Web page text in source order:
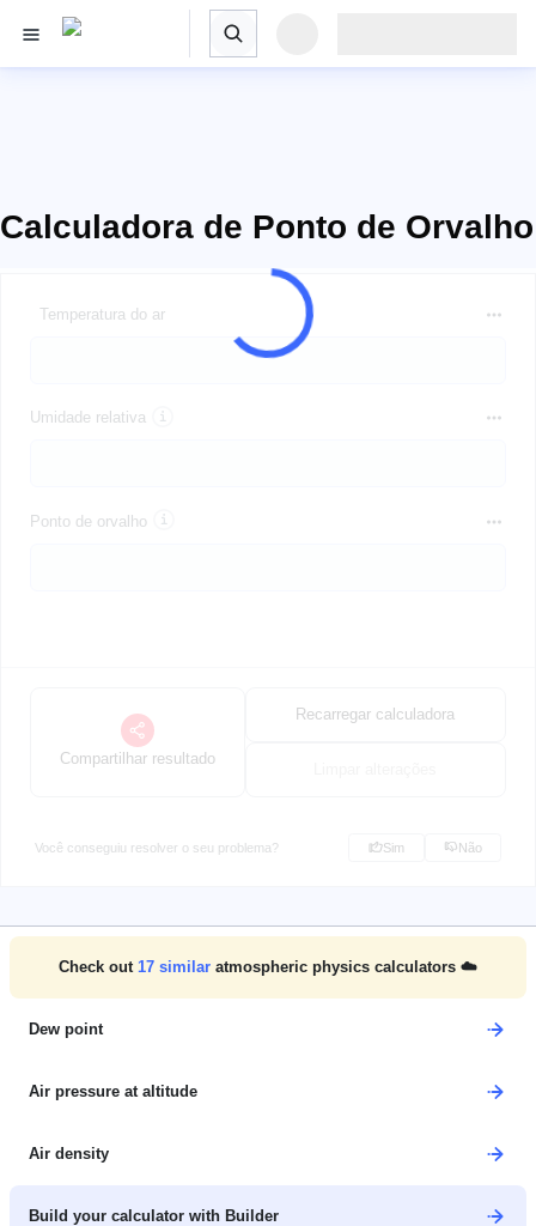
Calculadora de Ponto de Orvalho
Temperatura do ar
Umidade relativa
Ponto de orvalho
Compartilhar resultado
Recarregar calculadora
Você conseguiu resolver o seu problema? Sim Não
Check out 17 similar atmospheric physics calculators ☁️
Dew point
Air pressure at altitude
Air density
Build your calculator with Builder